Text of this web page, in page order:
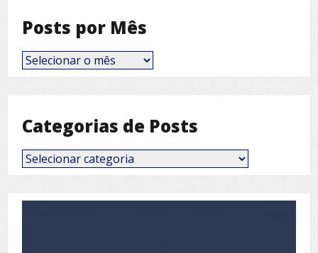
Posts por Mês
Posts
por
Categorias de Posts
Categorias
de